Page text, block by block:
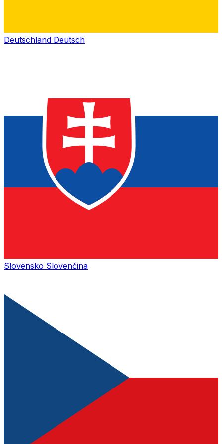
Deutschland Deutsch
Slovensko Slovenčina